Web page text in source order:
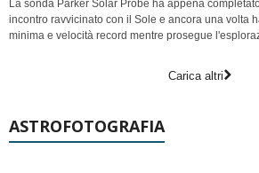
La sonda Parker Solar Probe ha appena
incontro ravvicinato con il Sole e ancora una volta
minima e velocità record mentre prosegue
Carica altri
ASTROFOTOGRAFIA